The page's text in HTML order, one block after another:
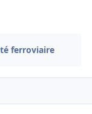
ferroviaire